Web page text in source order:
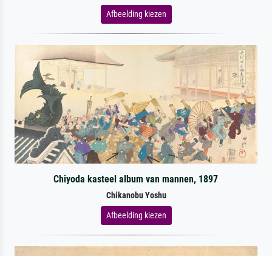
Afbeelding kiezen
Chiyoda kasteel album van mannen, 1897
Chikanobu Yoshu
Afbeelding kiezen